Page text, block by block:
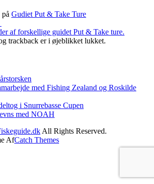
på Gudiet Put & Take Ture
trackback er i øjeblikket lukket.
med Fishing Zealand og Roskilde
i Snurrebasse Cupen
med NOAH
All Rights Reserved.
AfCatch Themes